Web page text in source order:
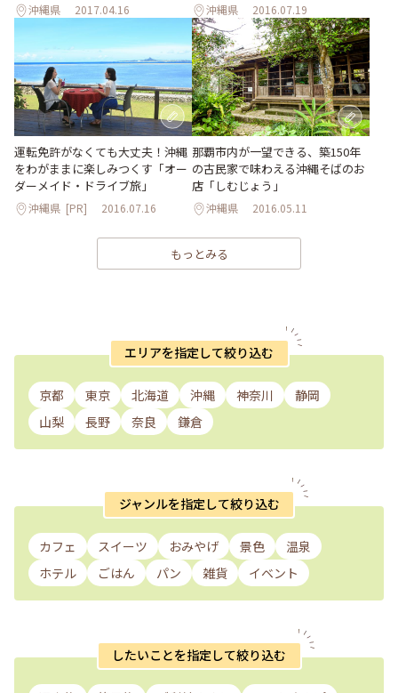
沖縄県 2017.04.16 沖縄県 2016.07.19
運転免許がなくても大丈夫！沖縄
をわがままに楽しみつくす「オー
ダーメイド・ドライブ旅」
沖縄県 [PR] 2016.07.16
那覇市内が一望できる、築150年
の古民家で味わえる沖縄そばのお
店「しむじょう」
沖縄県 2016.05.11
もっとみる
エリアを指定して絞り込む
京都 東京 北海道 沖縄 神奈川
静岡
山梨
長野 奈良 鎌倉
ジャンルを指定して絞り込む
カフェ スイーツ おみやげ 景色
温泉
ホテル
ごはん パン 雑貨 イベント
したいことを指定して絞り込む